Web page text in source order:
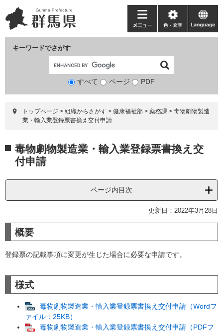
ー
ジ
ニ
ュ
て
キーワードでさがす
検
象
すべて ページ PDF
メ
ニ
ー
色・
文
language
トップページ > 組織からさがす > 健康福祉部 > 薬務課 > 毒物劇物製造
業・輸入業登録票書換え交付申請
文 毒物劇物製造業・輸入業登録票書換え交
付申請
ページ内目次
更新日：2022年3月28日
概要
登録票の記載事項に変更が生じた場合に必要な申請です。
様式
毒物劇物製造業・輸入業登録票書換え交付申請（Wordフ
ァイル：25KB）
毒物劇物製造業・輸入業登録票書換え交付申請（PDFフ